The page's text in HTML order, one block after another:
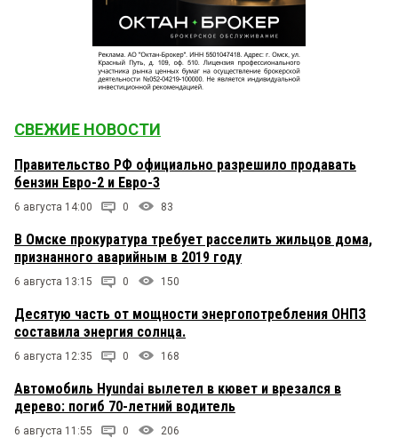
СВЕЖИЕ НОВОСТИ
Правительство РФ официально разрешило продавать
бензин Евро-2 и Евро-3
6 августа 14:00 0 83
В Омске прокуратура требует расселить жильцов дома,
признанного аварийным в 2019 году
6 августа 13:15 0 150
Десятую часть от мощности энергопотребления ОНПЗ
составила энергия солнца.
6 августа 12:35 0 168
Автомобиль Hyundai вылетел в кювет и врезался в
дерево: погиб 70-летний водитель
6 августа 11:55 0 206